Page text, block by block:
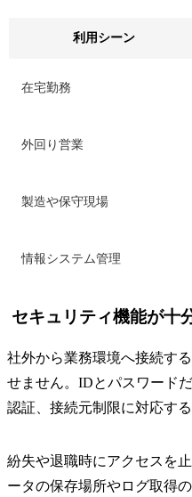
利用シーン
在宅勤務
外回り営業
製造や保守現場
情報システム管理
セキュリティ機能が十
社外から業務環境へ接続す
せません。IDとパスワード
認証、接続元制限に対応す
紛失や退職時にアクセスを
ータの保存場所やログ取得